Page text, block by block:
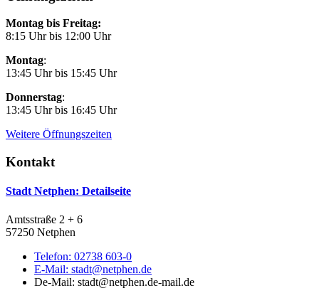
Montag bis Freitag:
8:15 Uhr bis 12:00 Uhr
Montag:
13:45 Uhr bis 15:45 Uhr
Donnerstag:
13:45 Uhr bis 16:45 Uhr
Weitere Öffnungszeiten
Kontakt
Stadt Netphen: Detailseite
Amtsstraße 2 + 6
57250 Netphen
Telefon: 02738 603-0
E-Mail: stadt@netphen.de
De-Mail: stadt@netphen.de-mail.de